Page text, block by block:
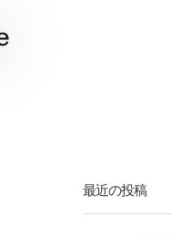
最近の投稿